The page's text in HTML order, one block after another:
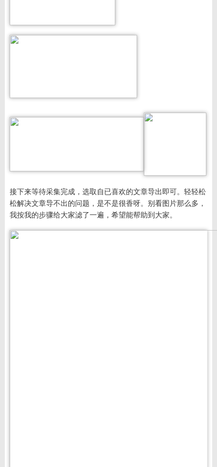
接下来等待采集完成，选取自已喜欢的文章导出即可。轻轻松
松解决文章导不出的问题，是不是很香呀。别看图片那么多，
我按我的步骤给大家滤了一遍，希望能帮助到大家。